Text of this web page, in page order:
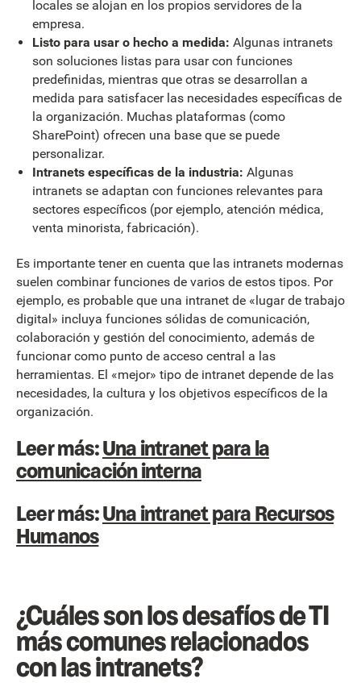
locales se alojan en los propios servidores de la
empresa.
Listo para usar o hecho a medida: Algunas intranets
son soluciones listas para usar con funciones
predefinidas, mientras que otras se desarrollan a
medida para satisfacer las necesidades específicas de
la organización. Muchas plataformas (como
SharePoint) ofrecen una base que se puede
personalizar.
Intranets específicas de la industria: Algunas
intranets se adaptan con funciones relevantes para
sectores específicos (por ejemplo, atención médica,
venta minorista, fabricación).
Es importante tener en cuenta que las intranets modernas
suelen combinar funciones de varios de estos tipos. Por
ejemplo, es probable que una intranet de «lugar de trabajo
digital» incluya funciones sólidas de comunicación,
colaboración y gestión del conocimiento, además de
funcionar como punto de acceso central a las
herramientas. El «mejor» tipo de intranet depende de las
necesidades, la cultura y los objetivos específicos de la
organización.
Leer más:Una intranet para la
comunicación interna
Leer más:Una intranet para Recursos
Humanos
¿Cuáles son los desafíos de TI
más comunes relacionados
con las intranets?